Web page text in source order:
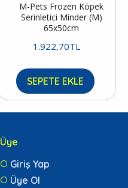
M-Pets Frozen Köpek
Serinletici Minder (M)
65x50cm
1.922,70TL
SEPETE EKLE
Üye
Giriş Yap
Üye Ol